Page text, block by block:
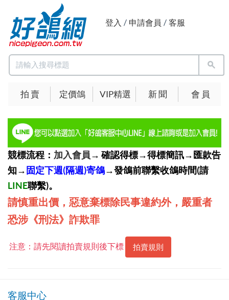
登入 / 申請會員 / 客服
拍 賣 定價鴿 VIP精選 新 聞 會 員
競標流程： 加入會員→ 確認得標→得標簡訊→匯款告
知→ 固定下週(隔週)寄鴿→發鴿前聯繫收鴿時間(請
LINE聯繫)。
請慎重出價，惡意棄標除民事違約外，嚴重者
恐涉《刑法》詐欺罪
注意：請先閱讀拍賣規則後下標 拍賣規則
客服中心